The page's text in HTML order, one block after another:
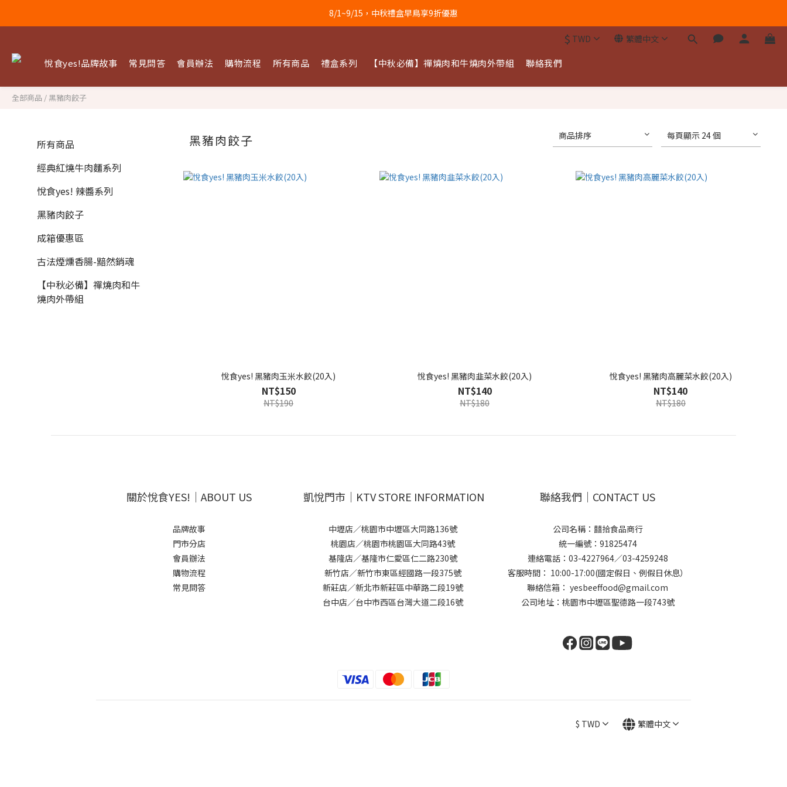
8/1~9/15，中秋禮盒早鳥享9折優惠
$ TWD 繁體中文
悅食yes!品牌故事 常見問答 會員辦法 購物流程 所有商品 禮盒系列 【中秋必備】禪燒肉和牛燒肉外帶組 聯絡我們
全部商品 /黑豬肉餃子
所有商品
經典紅燒牛肉麵系列
悅食yes! 辣醬系列
黑豬肉餃子
成箱優惠區
古法煙燻香腸-黯然銷魂
【中秋必備】禪燒肉和牛
燒肉外帶組
黑豬肉餃子 商品排序 每頁顯示 24 個
悅食yes! 黑豬肉玉米水餃(20入)
NT$150
NT$190
悅食yes! 黑豬肉韭菜水餃(20入)
NT$140
NT$180
悅食yes! 黑豬肉高麗菜水餃(20入)
NT$140
NT$180
關於悅食YES!｜ABOUT US
品牌故事
門市分店
會員辦法
購物流程
常見問答
凱悅門市｜KTV STORE INFORMATION
中壢店／桃園市中壢區大同路136號
桃園店／桃園市桃園區大同路43號
基隆店／基隆市仁愛區仁二路230號
新竹店／新竹市東區經國路一段375號
新莊店／新北市新莊區中華路二段19號
台中店／台中市西區台灣大道二段16號
聯絡我們｜CONTACT US
公司名稱：囍拾食品商行
統一編號：91825474
連絡電話：03-4227964／03-4259248
客服時間： 10:00-17:00(國定假日、例假日休息）
聯絡信箱： yesbeeffood@gmail.com
公司地址：桃園市中壢區聖德路一段743號
$ TWD 繁體中文